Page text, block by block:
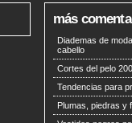
más
Diademas de
cabello
Cortes del pelo
Tendencias para
Plumas, piedras y